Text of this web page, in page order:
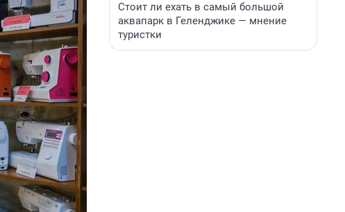
Стоит ли ехать в самый большой
аквапарк в Геленджике — мнение
туристки